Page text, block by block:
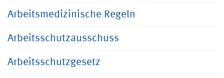
Arbeitsmedizinische Regeln
Arbeitsschutzausschuss
Arbeitsschutzgesetz